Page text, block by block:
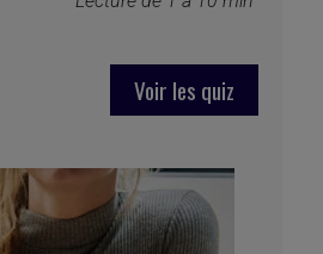
Voir les quiz